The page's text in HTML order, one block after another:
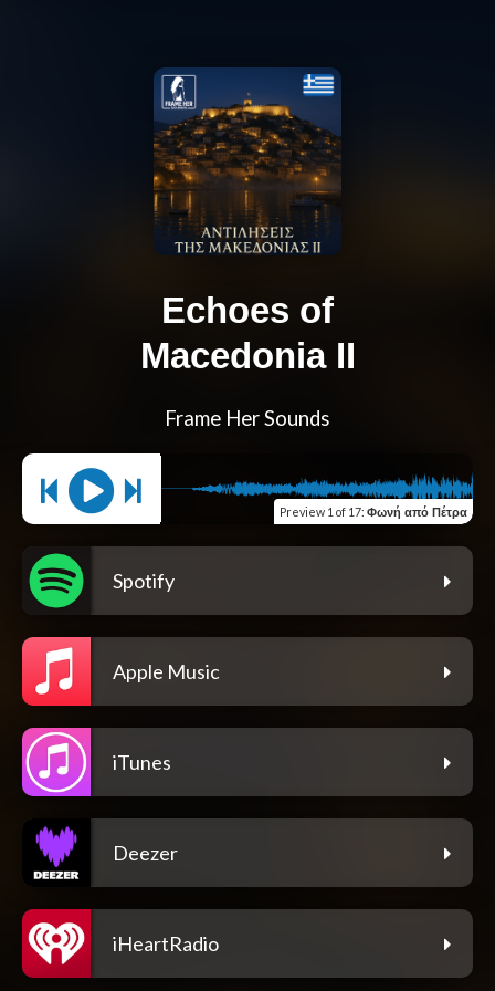
Echoes of
Macedonia II
Frame Her Sounds
Preview 1 of 17: Φωνή από Πέτρα
Spotify
Apple Music
iTunes
Deezer
iHeartRadio